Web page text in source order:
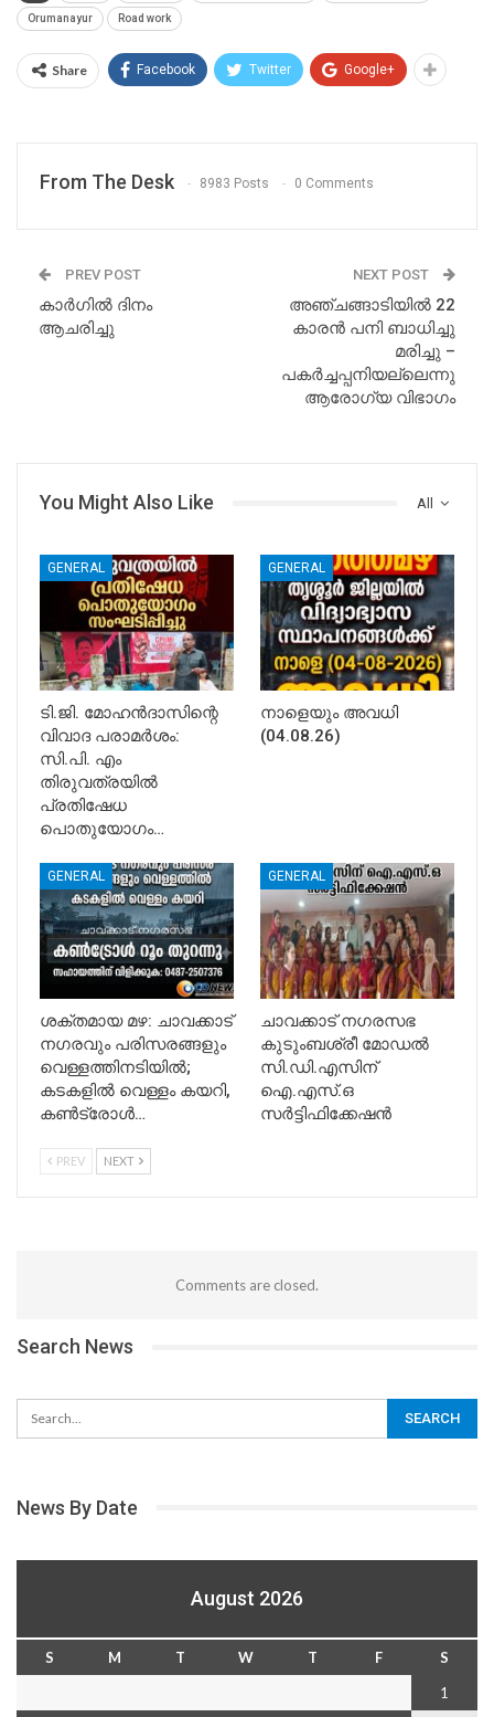
Orumanayur Road work
Share Facebook Twitter Google+
From The Desk 8983 Posts 0 Comments
PREV POST
കാർഗിൽ ദിനം
ആചരിച്ചു
NEXT POST
അഞ്ചങ്ങാടിയിൽ 22
കാരൻ പനി ബാധിച്ചു
മരിച്ചു –
പകർച്ചപ്പനിയല്ലെന്നു
ആരോഗ്യ വിഭാഗം
All
You Might Also Like
GENERAL
ടി.ജി. മോഹൻദാസിന്റെ
വിവാദ പരാമർശം:
സി.പി. എം
തിരുവത്രയിൽ
പ്രതിഷേധ
പൊതുയോഗം…
GENERAL
നാളെയും അവധി
(04.08.26)
GENERAL
ശക്തമായ മഴ: ചാവക്കാട്
നഗരവും പരിസരങ്ങളും
വെള്ളത്തിനടിയിൽ;
കടകളിൽ വെള്ളം കയറി,
കൺട്രോൾ…
GENERAL
ചാവക്കാട് നഗരസഭ
കുടുംബശ്രീ മോഡൽ
സി.ഡി.എസിന്
ഐ.എസ്.ഒ
സർട്ടിഫിക്കേഷൻ
PREV NEXT
Comments are closed.
Search News
News By Date
August 2026
S M T W T F
S
1